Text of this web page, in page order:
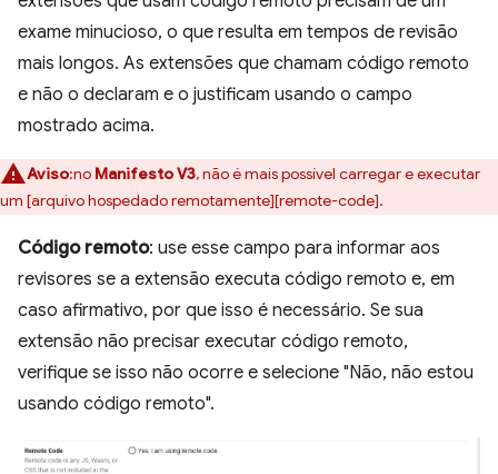
exame minucioso, o que resulta em tempos de revisão
mais longos. As extensões que chamam código remoto
e não o declaram e o justificam usando o campo
mostrado acima.
Aviso:no Manifesto V3, não é mais possível carregar e executar
um [arquivo hospedado remotamente][remote-code].
Código remoto: use esse campo para informar aos
revisores se a extensão executa código remoto e, em
caso afirmativo, por que isso é necessário. Se sua
extensão não precisar executar código remoto,
verifique se isso não ocorre e selecione "Não, não estou
usando código remoto".